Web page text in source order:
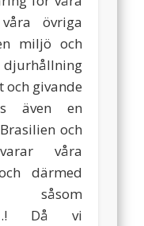
övriga
miljö och
givande
även en
och
våra
därmed
Då vi